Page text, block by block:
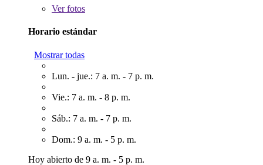
Verfotos
Horario estándar
Mostrar todas
Lun. - jue.: 7 a. m. - 7 p. m.
Vie.: 7 a. m. - 8 p. m.
Sáb.: 7 a. m. - 7 p. m.
Dom.: 9 a. m. - 5 p. m.
Hoy abierto de 9 a. m. - 5 p. m.